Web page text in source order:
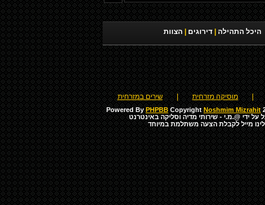
היכל התהילה דירוגים הצוות
מוסיקה מזרחית שירים במזרחית
Powered By PHPBB Copyright Noshmim Mizrahit
על ידי @.מ.י - שירותי מדיה וסליקה באינטרנט
מייל לקבלת הצעה משתלמת במיוחד